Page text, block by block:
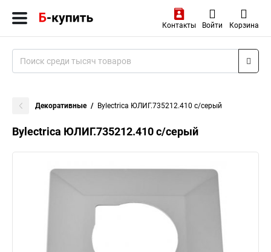
Контакты Войти Корзина
Декоративные Bylectrica ЮЛИГ.735212.410 с/серый
Bylectrica ЮЛИГ.735212.410 с/серый